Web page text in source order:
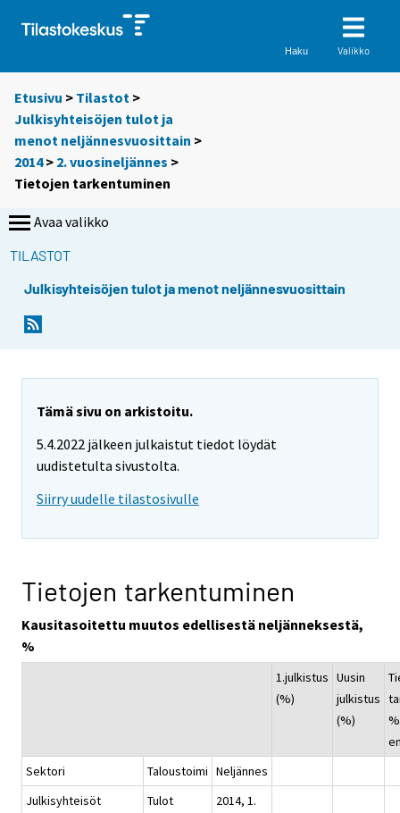
Haku Valikko
Etusivu > Tilastot >
Julkisyhteisöjen tulot ja
menot neljännesvuosittain >
2014> 2. vuosineljännes >
Tietojen tarkentuminen
Avaa valikko
TILASTOT
Julkisyhteisöjen tulot ja menot neljännesvuosittain
Tämä sivu on arkistoitu.
5.4.2022 jälkeen julkaistut tiedot löydät
uudistetulta sivustolta.
Siirry uudelle tilastosivulle
Tietojen tarkentuminen
Kausitasoitettu muutos edellisestä neljänneksestä,
%
1.julkistus
(%)
Uusin
julkistus
(%)
Sektori
Taloustoimi Neljännes
Julkisyhteisöt
Tulot
2014, 1.